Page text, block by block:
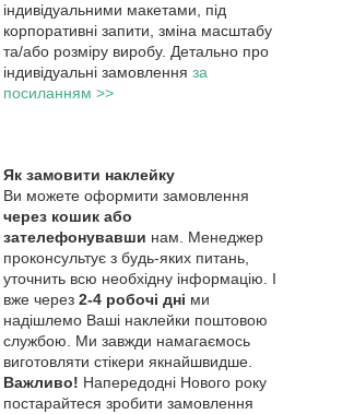
індивідуальними макетами, під
корпоративні запити, зміна масштабу
та/або розміру виробу. Детально про
індивідуальні замовлення за
посиланням >>
Як замовити наклейку
Ви можете оформити замовлення
через кошик або
зателефонувавши нам. Менеджер
проконсультує з будь-яких питань,
уточнить всю необхідну інформацію. І
вже через 2-4 робочі дні ми
надішлемо Ваші наклейки поштовою
службою. Ми завжди намагаємось
виготовляти стікери якнайшвидше.
Важливо! Напередодні Нового року
постарайтеся зробити замовлення